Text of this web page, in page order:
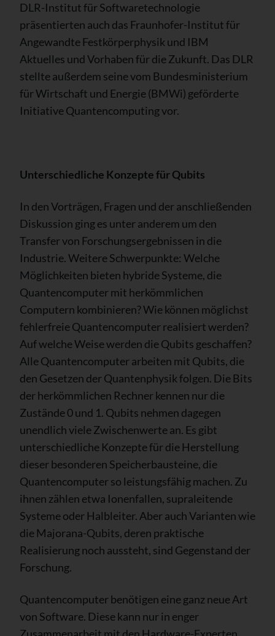
DLR-Institut für Softwaretechnologie
präsentierten auch das Fraunhofer-Institut für
Angewandte Festkörperphysik und IBM
Aktuelles und Vorhaben für die Zukunft. Das DLR
stellte außerdem seine vom Bundesministerium
für Wirtschaft und Energie (BMWi) geförderte
Initiative Quantencomputing vor.
Unterschiedliche Konzepte für Qubits
In den Vorträgen, Fragen und der anschließenden
Diskussion ging es unter anderem um den
Transfer von Forschungsergebnissen in die
Industrie. Weitere Schwerpunkte: Welche
Möglichkeiten bieten hybride Systeme, die
Quantencomputer mit herkömmlichen
Computern kombinieren? Wie können möglichst
fehlerfreie Quantencomputer realisiert werden?
Auf welche Weise werden die Qubits geschaffen?
Alle Quantencomputer arbeiten mit Qubits, die
den Gesetzen der Quantenphysik folgen. Die Bits
der herkömmlichen Rechner kennen nur die
Zustände 0 und 1. Qubits nehmen dagegen
unendlich viele Zwischenwerte an. Es gibt
unterschiedliche Konzepte für die Herstellung
dieser besonderen Speicherbausteine, die
Quantencomputer so leistungsfähig machen. Zu
ihnen zählen etwa Ionenfallen, supraleitende
Systeme oder Halbleiter. Aber auch Varianten wie
die Majorana-Qubits, deren praktische
Realisierung noch aussteht, sind Gegenstand der
Forschung.
Quantencomputer benötigen eine ganz neue Art
von Software. Diese kann nur in enger